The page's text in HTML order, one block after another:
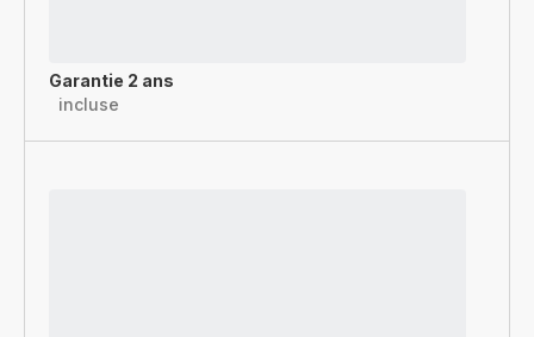
Garantie 2 ans
incluse